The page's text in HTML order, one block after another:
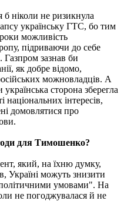
ніколи не ризикнула
українську ГТС, бо тим
можливість
підриваючи до себе
Газпром зазнав би
як добре відомо,
можновладців. А
сторона зберегла
національних інтересів,
домовлятися про
для Тимошенко?
який, на їхню думку,
Україні можуть знизити
умовами". На
не погоджувалася й не